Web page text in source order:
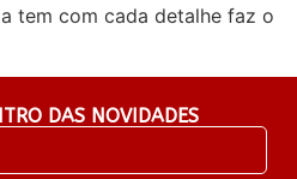
tem com cada detalhe faz o
DAS NOVIDADES